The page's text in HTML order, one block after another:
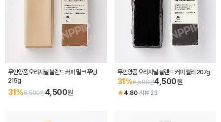
무인양품 오리지널 블렌드 커피 밀크 푸딩
215g
31%6,500원4,500원
무인양품 오리지널 블렌드 커피 젤리 207g
31%6,500원4,500원
★4.80·리뷰 23